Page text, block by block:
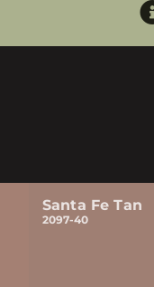
Santa Fe Tan
2097-40